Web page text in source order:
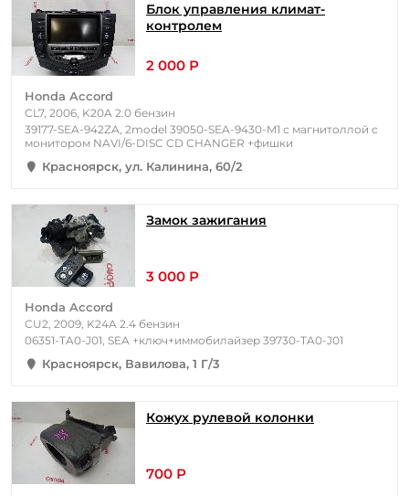
Блок управления климат-
контролем
2 000 Р
Honda Accord
CL7, 2006, K20A 2.0 бензин
39177-SEA-942ZA, 2model 39050-SEA-9430-M1 с магнитоллой с
монитором NAVI/6-DISC CD CHANGER +фишки
Красноярск, ул. Калинина, 60/2
Замок зажигания
3 000 Р
Honda Accord
CU2, 2009, K24A 2.4 бензин
06351-TA0-J01, SEA +ключ+иммобилайзер 39730-TA0-J01
Красноярск, Вавилова, 1 Г/3
Кожух рулевой колонки
700 Р